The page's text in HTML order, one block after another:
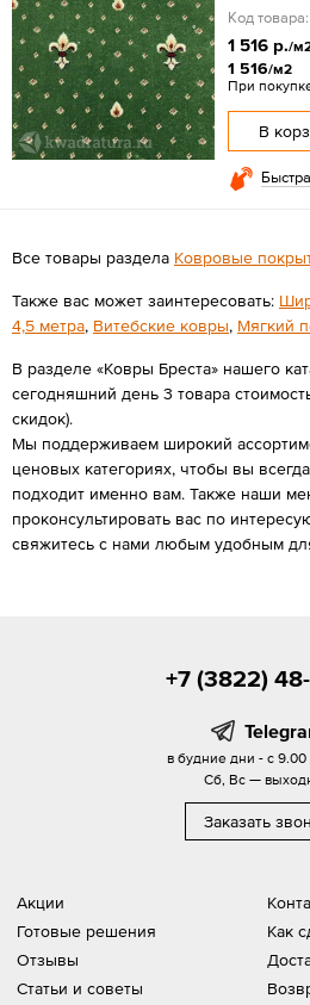
Код
1 516 р./
1 516/м2
При
В
Все товары раздела Ковровые
Также вас может заинтересовать:
4,5 метра, Витебские ковры, Мягкий
В разделе «Ковры Бреста» нашего
сегодняшний день 3 товара
скидок).
Мы поддерживаем широкий
ценовых категориях, чтобы вы
подходит именно вам. Также наши
проконсультировать вас по
свяжитесь с нами любым удобным
Акции
Готовые решения
Отзывы
Статьи и советы
Как
+7 (3822)
в будние дни - с 9.00
Сб, Вс —
Заказать